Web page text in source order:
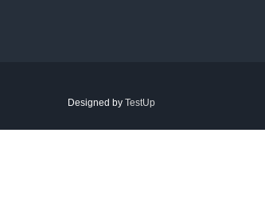
Designed by TestUp